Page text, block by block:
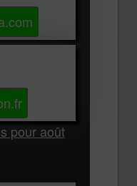
pour août